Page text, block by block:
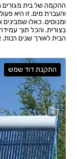
ההקמה של בית
והעברת מים. זו היא
ומנוסים. כאלו
בצורית. והכל תוך
הבית לאורך שנים
התקנת דוד שמש